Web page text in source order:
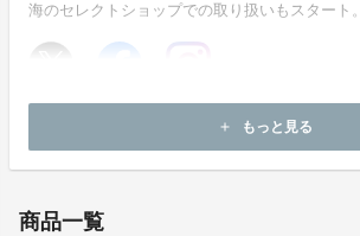
海のセレクトショップでの取り扱いもスタート。
add もっと見る
商品一覧